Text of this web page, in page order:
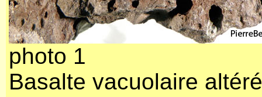
photo 1
Basalte vacuolaire